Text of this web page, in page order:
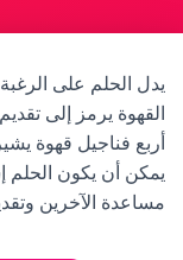
يدل الحلم على
القهوة يرمز إلى
أربع فناجيل قهوة
يمكن أن يكون الحلم
مساعدة الآخرين